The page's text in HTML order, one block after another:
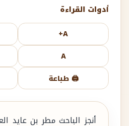
أدوات القراءة
A+
A
🖨️ طباعة
أنجز الباحث مطر بن عايد